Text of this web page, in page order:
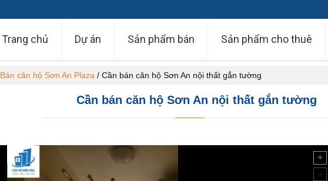
Trang chủ Dự án Sản phẩm bán Sản phẩm cho thuê
Bán căn hộ Sơn An Plaza / Cần bán căn hộ Sơn An nội thất gắn tường
Cần bán căn hộ Sơn An nội thất gắn tường